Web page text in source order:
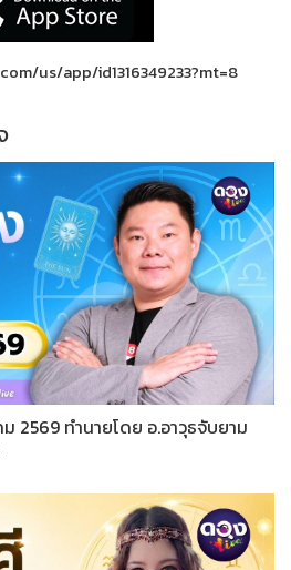
us/app/id1316349233?mt=8
2569 ทำนายโดย อ.อาวุธจับยาม